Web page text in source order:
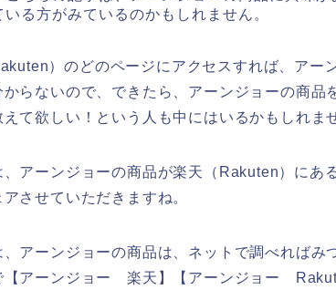
る方がみているのかもしれません。
）のどのページにアクセスすれば、アー
からないので、できたら、アーンジョーの商品
て欲しい！という人も中にはいるかもしれま
、アーンジョーの商品が楽天（Rakuten）にあ
させていただきますね。
、アーンジョーの商品は、ネットで調べればみ
【アーンジョー 楽天】【アーンジョー